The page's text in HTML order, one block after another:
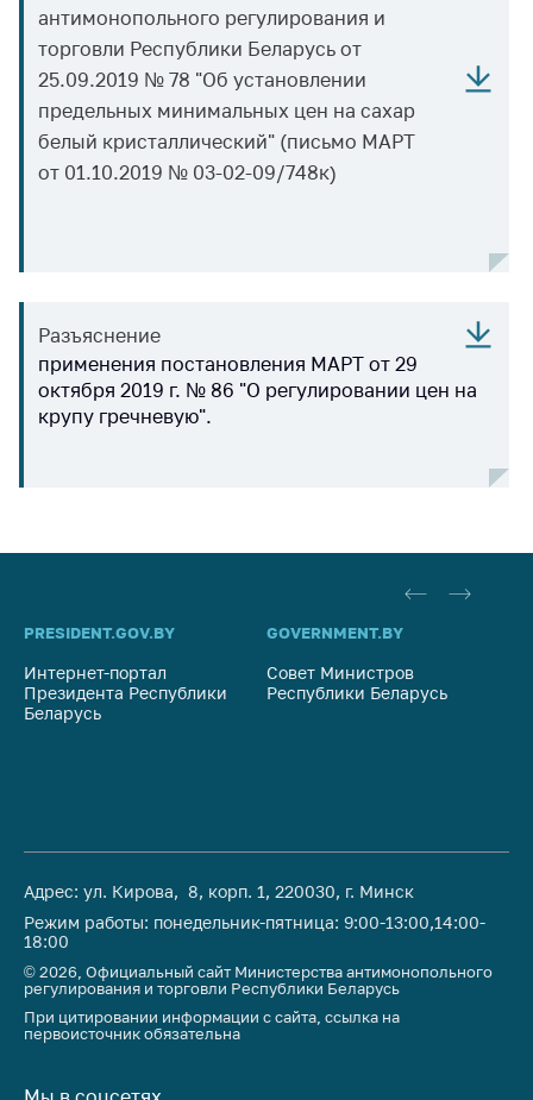
антимонопольного регулирования и
торговли Республики Беларусь от
25.09.2019 № 78 "Об установлении
предельных минимальных цен на сахар
белый кристаллический" (письмо МАРТ
от 01.10.2019 № 03-02-09/748к)
Разъяснение
применения постановления МАРТ от 29
октября 2019 г. № 86 "О регулировании цен на
крупу гречневую".
PRESIDENT.GOV.BY
Интернет-портал
Президента Республики
Беларусь
GOVERNMENT.BY
Совет Министров
Республики Беларусь
Адрес: ул. Кирова, 8, корп. 1, 220030, г. Минск
Режим работы: понедельник-пятница: 9:00-13:00,14:00-
18:00
© 2026, Официальный сайт Министерства антимонопольного
регулирования и торговли Республики Беларусь
При цитировании информации с сайта, ссылка на
первоисточник обязательна